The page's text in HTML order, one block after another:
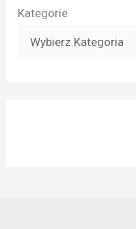
Kategorie